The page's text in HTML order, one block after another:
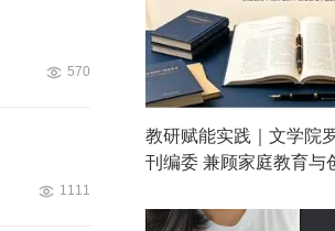
570
1111
教研赋能实践｜文学院
刊编委 兼顾家庭教育与